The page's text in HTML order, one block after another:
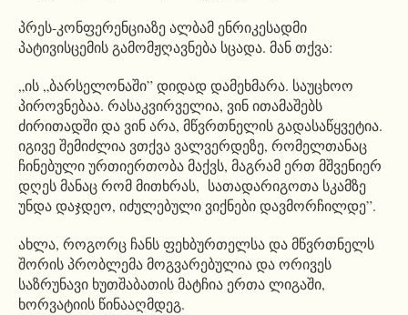
პრეს-კონფერენციაზე ალბამ ენრიკესადმი
პატივისცემის გამომჟღავნება სცადა. მან თქვა:
„ის „ბარსელონაში” დიდად დამეხმარა. საუცხოო
პიროვნებაა. რასაკვირველია, ვინ ითამაშებს
ძირითადში და ვინ არა, მწვრთნელის გადასაწყვეტია.
იგივე შემიძლია ვთქვა ვალვერდეზე, რომელთანაც
ჩინებული ურთიერთობა მაქვს, მაგრამ ერთ მშვენიერ
დღეს მანაც რომ მითხრას, სათადარიგოთა სკამზე
უნდა დაჯდეო, იძულებული ვიქნები დავმორჩილდე”.
ახლა, როგორც ჩანს ფეხბურთელსა და მწვრთნელს
შორის პრობლემა მოგვარებულია და ორივეს
საზრუნავი ხუთშაბათის მატჩია ერთა ლიგაში,
ხორვატიის წინააღმდეგ.